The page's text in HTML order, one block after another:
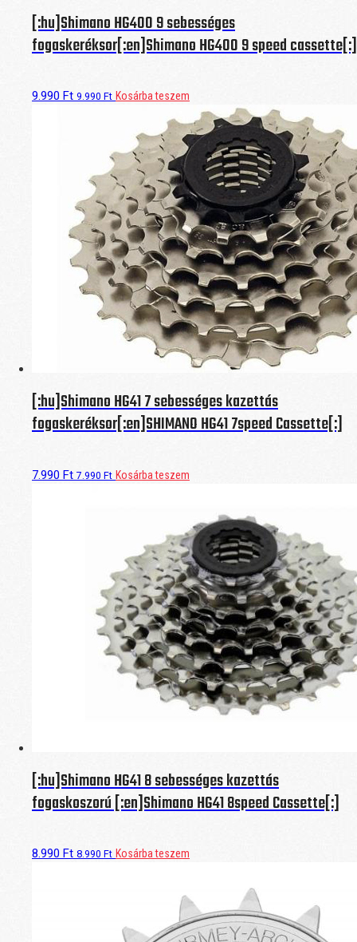
[:hu]Shimano HG400 9 sebességes
fogaskeréksor[:en]Shimano HG400 9 speed cassette[:]
9.990 Ft 9.990 Ft Kosárba teszem
[:hu]Shimano HG41 7 sebességes kazettás
fogaskeréksor[:en]SHIMANO HG41 7speed Cassette[:]
7.990 Ft 7.990 Ft Kosárba teszem
[:hu]Shimano HG41 8 sebességes kazettás
fogaskoszorú [:en]Shimano HG41 8speed Cassette[:]
8.990 Ft 8.990 Ft Kosárba teszem